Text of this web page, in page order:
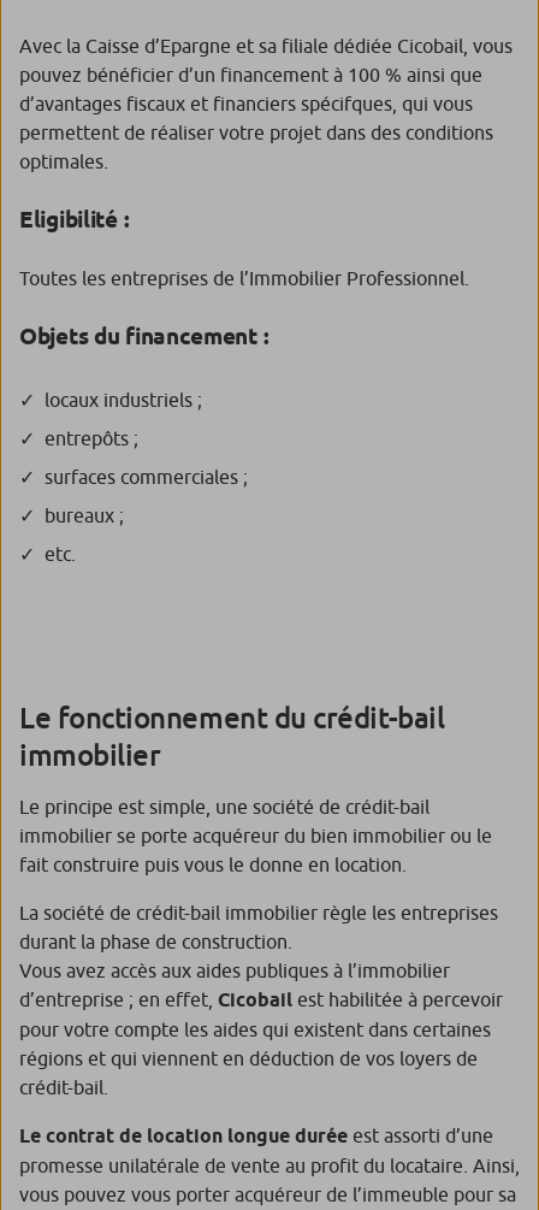
Avec la Caisse d’Epargne et sa filiale dédiée Cicobail, vous
pouvez bénéficier d’un financement à 100 % ainsi que
d’avantages fiscaux et financiers spécifques, qui vous
permettent de réaliser votre projet dans des conditions
optimales.
Eligibilité :
Toutes les entreprises de l’Immobilier Professionnel.
Objets du financement :
locaux industriels ;
entrepôts ;
surfaces commerciales ;
bureaux ;
etc.
Le fonctionnement du crédit-bail
immobilier
Le principe est simple, une société de crédit-bail
immobilier se porte acquéreur du bien immobilier ou le
fait construire puis vous le donne en location.
La société de crédit-bail immobilier règle les entreprises
durant la phase de construction.
Vous avez accès aux aides publiques à l’immobilier
d’entreprise ; en effet, Cicobail est habilitée à percevoir
pour votre compte les aides qui existent dans certaines
régions et qui viennent en déduction de vos loyers de
crédit-bail.
Le contrat de location longue durée est assorti d’une
promesse unilatérale de vente au profit du locataire. Ainsi,
vous pouvez vous porter acquéreur de l’immeuble pour sa